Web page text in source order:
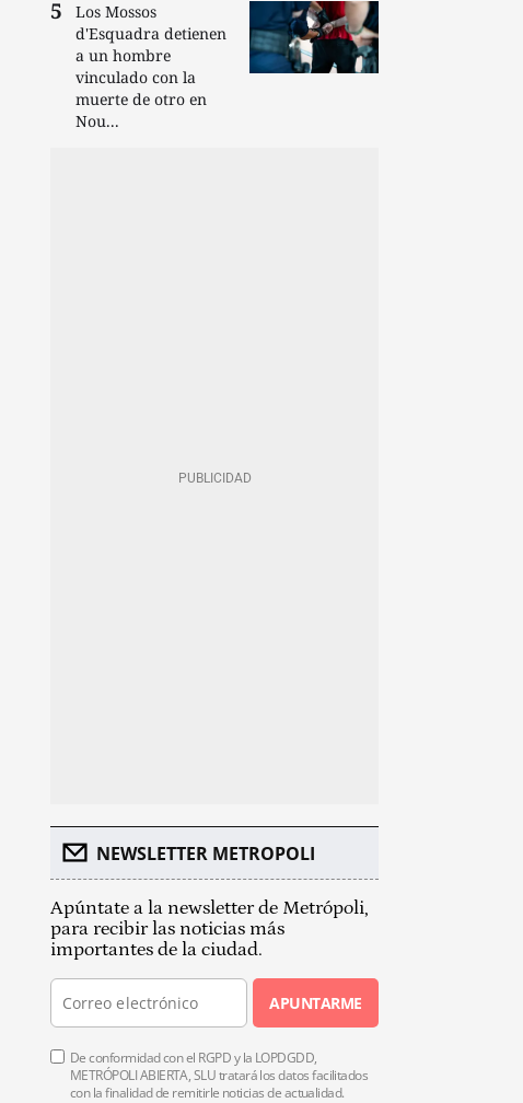
Los Mossos
d'Esquadra detienen
a un hombre
vinculado con la
muerte de otro en
Nou...
NEWSLETTER METROPOLI
Apúntate a la newsletter de Metrópoli,
para recibir las noticias más
importantes de la ciudad.
APUNTARME
De conformidad con el RGPD y la LOPDGDD,
METRÓPOLI ABIERTA, SLU tratará los datos facilitados
con la finalidad de remitirle noticias de actualidad.